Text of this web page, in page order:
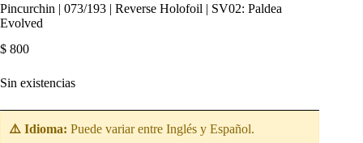
Pincurchin | 073/193 | Reverse Holofoil | SV02: Paldea
Evolved
$ 800
Sin existencias
⚠️ Idioma: Puede variar entre Inglés y Español.